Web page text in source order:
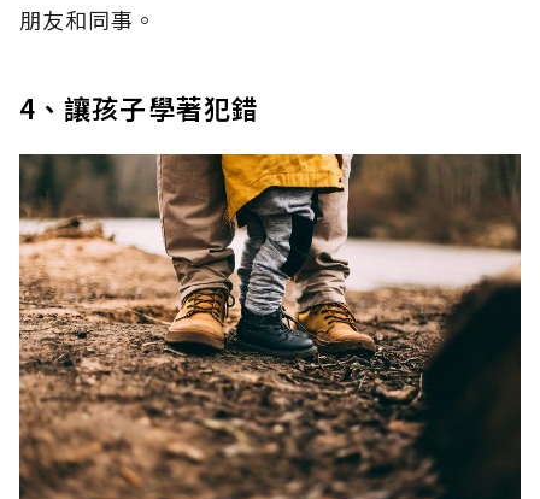
朋友和同事。
4、讓孩子學著犯錯